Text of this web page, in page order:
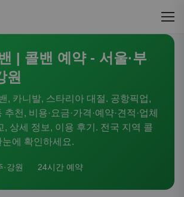
| 콜밴 예약 - 서울·부
원
, 카니발, 스타리아 대절. 공항픽업,
천, 비용·요금·가격·예약·견적·업체
, 상세 정보, 이용 후기. 전국 지역 콜
에 확인하세요.
·강원 24시간 예약